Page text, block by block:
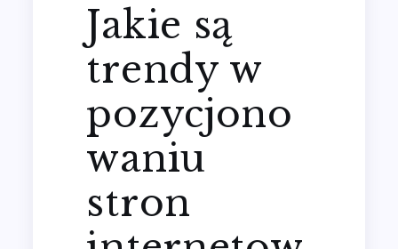
Jakie są
trendy w
pozycjono
waniu
stron